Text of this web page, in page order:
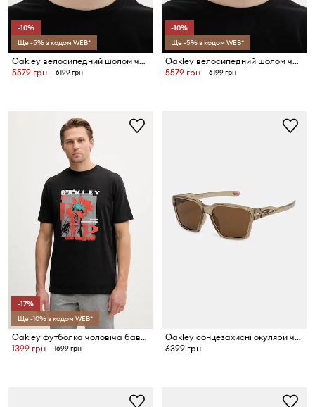
-10%
Ще -5% з кодом WEB*
Oakley велосипедний шолом чоловічий ARO3 Endurance
5579 грн
6199 грн
-10%
Ще -5% з кодом WEB*
Oakley велосипедний шолом чоловічий ARO3 Endurance
5579 грн
6199 грн
-17%
Ще -10% з кодом WEB*
Oakley футболка чоловіча бавовняна FUTURESCAPE FROG
1399 грн
1699 грн
Oakley сонцезахисні окуляри чоловічі
6399 грн